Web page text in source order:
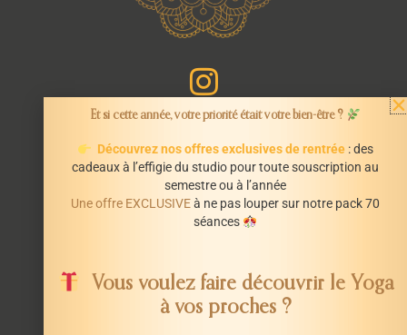
INFORMATIONS
Mentions légales
STUDI’OM
66 Avenue de La République
44600 Saint-Nazaire
Et si cette année, votre priorité était votre bien-être ?
Découvrez nos offres exclusives de rentrée: des
cadeaux à l’effigie du studio pour toute souscription au
semestre ou à l’année
Une offre EXCLUSIVEà ne pas louper sur notre pack 70
séances
Vous voulez faire découvrir le Yoga
à vos proches ?